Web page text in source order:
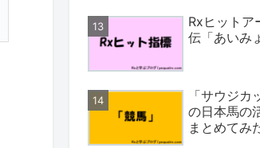
Rxヒットア
伝「あいみ
「サウジカ
の日本馬の
まとめてみ